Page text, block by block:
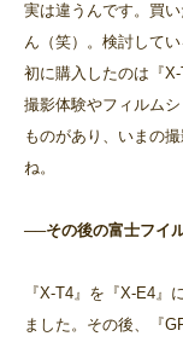
実は違うんです。買
ん（笑）。検討して
初に購入したのは『
撮影体験やフィルム
ものがあり、いまの
ね。
──その後の富士フイ
『X-T4』を『X-E4
ました。その後、『